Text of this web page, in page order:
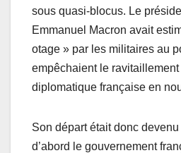
sous quasi-blocus. Le
Emmanuel Macron avait
otage » par les militaires au
empêchaient le
diplomatique française en
Son départ était donc
d’abord le gouvernement